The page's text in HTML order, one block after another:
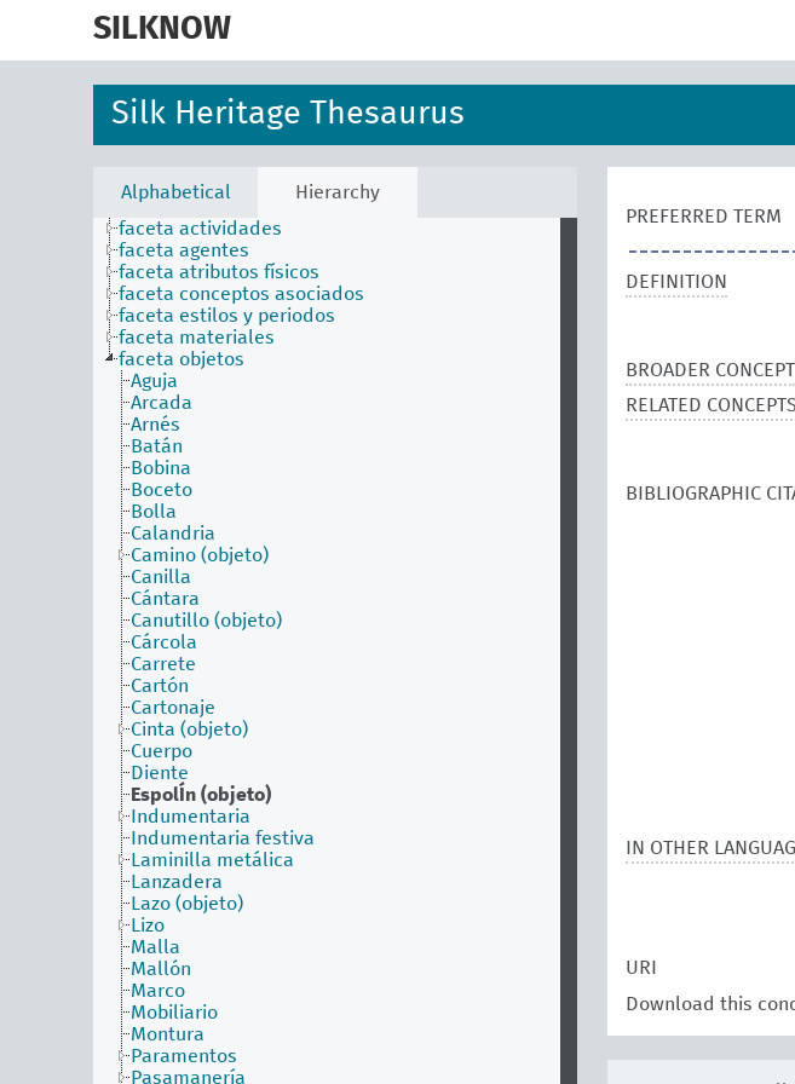
SILKNOW
Silk Heritage Thesaurus
Alphabetical
Hierarchy
faceta actividades
faceta agentes
faceta atributos físicos
faceta conceptos asociados
faceta estilos y periodos
faceta materiales
faceta objetos
Aguja
Arcada
Arnés
Batán
Bobina
Boceto
Bolla
Calandria
Camino (objeto)
Canilla
Cántara
Canutillo (objeto)
Cárcola
Carrete
Cartón
Cartonaje
Cinta (objeto)
Cuerpo
Diente
EspolÍn (objeto)
Indumentaria
Indumentaria festiva
Laminilla metálica
Lanzadera
Lazo (objeto)
Lizo
Malla
Mallón
Marco
Mobiliario
Montura
Paramentos
Pasamanería
PREFERRED TERM
DEFINITION
BROADER CONCEPT
RELATED CONCEPTS
BIBLIOGRAPHIC
IN OTHER
URI
Download this